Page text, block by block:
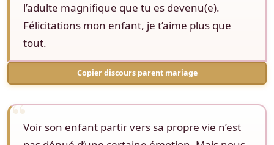
l’adulte magnifique que tu es devenu(e).
Félicitations mon enfant, je t’aime plus que
tout.
Copier discours parent mariage
Voir son enfant partir vers sa propre vie n’est